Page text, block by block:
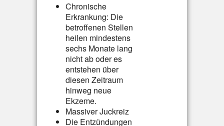
Chronische
Erkrankung: Die
betroffenen Stellen
heilen mindestens
sechs Monate lang
nicht ab oder es
entstehen über
diesen Zeitraum
hinweg neue
Ekzeme.
Massiver Juckreiz
Die Entzündungen